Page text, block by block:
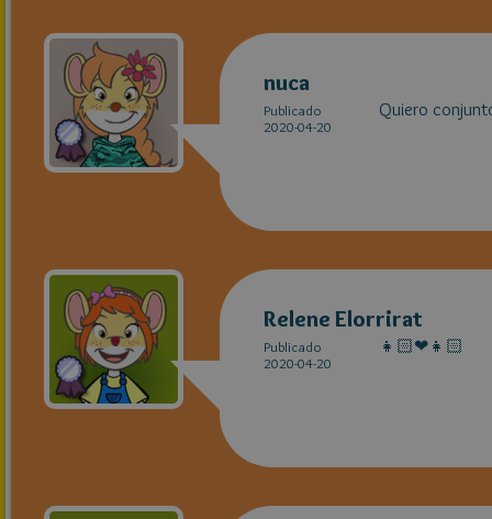
nuca
Publicado
2020-04-20
Quiero conjunto
Relene Elorrirat
Publicado
2020-04-20
👧🏻❤👧🏻